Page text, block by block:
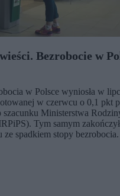
Bezrobocie w
w Polsce wyniosła w
w czerwcu o 0,1 pkt
Ministerstwa
Tym samym
ze spadkiem stopy bezrobocia.